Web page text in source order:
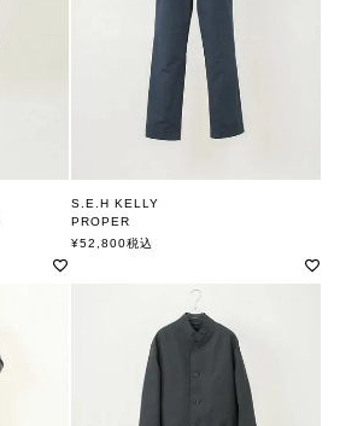
S.E.H KELLY
PROPER
エスイーエイチケリー
¥52,800税込